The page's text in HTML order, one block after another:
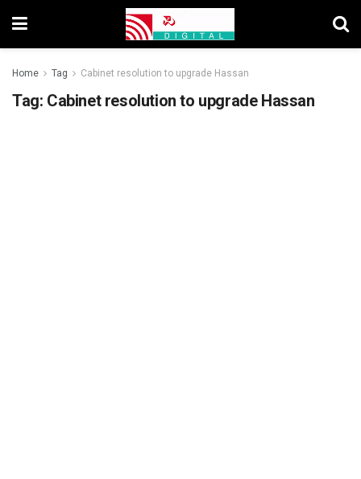
Home Tag Cabinet resolution to upgrade Hassan
Tag: Cabinet resolution to upgrade Hassan